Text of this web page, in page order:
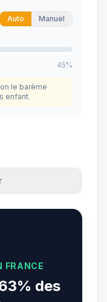
Auto Manuel
45%
le barème
enfant.
FRANCE
des